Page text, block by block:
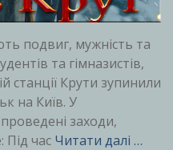
подвиг, мужність та
та гімназистів,
станції Крути зупинили
на Київ. У
заходи,
Під час Читати далі …